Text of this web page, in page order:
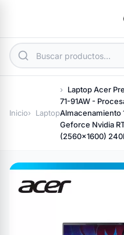
Inicio Laptop
Laptop Acer
71-91AW -
Almacenamiento
Geforce Nvidia
(2560x1600)